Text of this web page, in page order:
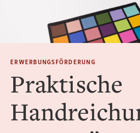
ERWERBUNGSFÖRDERUNG
Praktische